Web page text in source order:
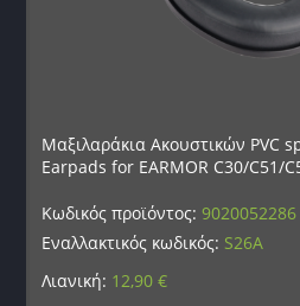
Μαξιλαράκια Ακουστικών PVC
Earpads for EARMOR C30/C51/
Κωδικός προϊόντος:9020052286
Εναλλακτικός κωδικός: S26A
Λιανική: 12,90€